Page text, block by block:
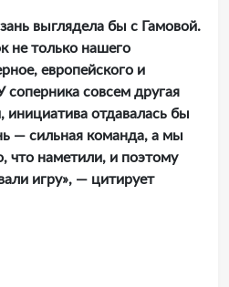
выглядела бы с Гамовой.
не только нашего
европейского и
соперника совсем другая
инициатива отдавалась бы
— сильная команда, а мы
что наметили, и поэтому
игру», — цитирует